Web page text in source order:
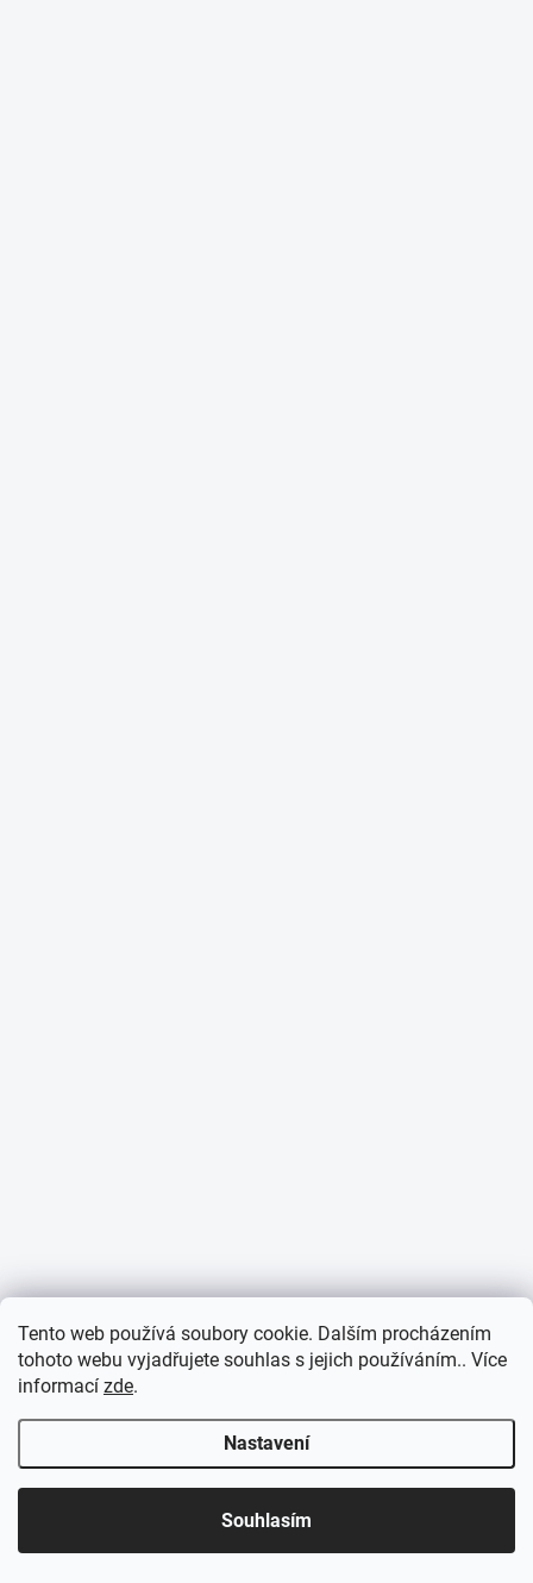
Tento web používá soubory cookie. Dalším procházením
tohoto webu vyjadřujete souhlas s jejich používáním.. Více
informací zde.
Nastavení
Souhlasím